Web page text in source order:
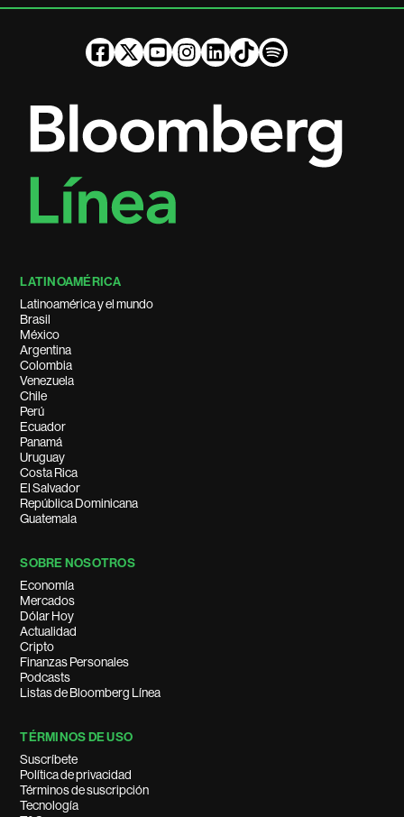
LATINOAMÉRICA
Latinoamérica y el mundo
Brasil
México
Argentina
Colombia
Venezuela
Chile
Perú
Ecuador
Panamá
Uruguay
Costa Rica
El Salvador
República Dominicana
Guatemala
SOBRE NOSOTROS
Economía
Mercados
Dólar Hoy
Actualidad
Cripto
Finanzas Personales
Podcasts
Listas de Bloomberg Línea
TÉRMINOS DE USO
Suscríbete
Política de privacidad
Términos de suscripción
Tecnología